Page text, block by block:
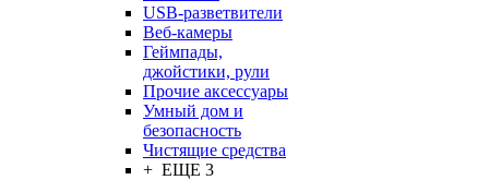
USB-разветвители
Веб-камеры
Геймпады,
джойстики, рули
Прочие аксессуары
Умный дом и
безопасность
Чистящие средства
+ ЕЩЕ 3